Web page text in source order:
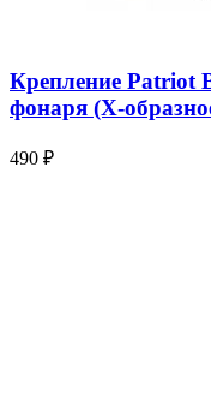
Крепление Patriot
фонаря (X-
490 ₽